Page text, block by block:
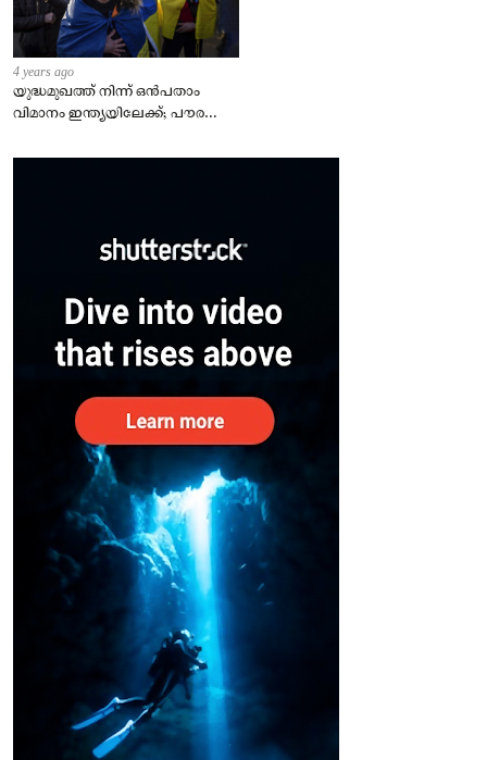
4 years ago
യുദ്ധമുഖത്ത് നിന്ന് ഒൻപതാം
വിമാനം ഇന്ത്യയിലേക്ക്; പൗരന്മാർ
– കേന്ദ്രം